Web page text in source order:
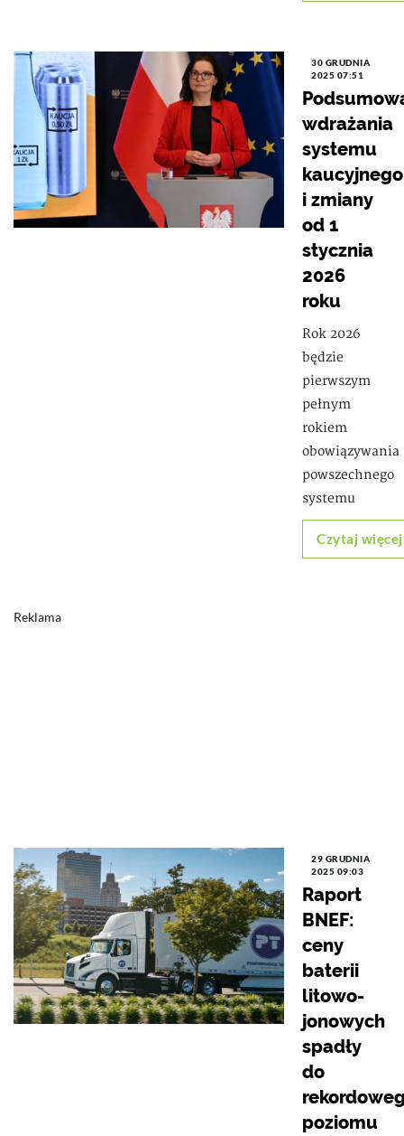
30 GRUDNIA
2025 07:51
wdrażania
systemu
kaucyjnego
i zmiany
od 1
stycznia
2026
roku
Rok 2026
będzie
pierwszym
pełnym
rokiem
obowiązywania
powszechnego
systemu
Czytaj więcej
Reklama
29 GRUDNIA
2025 09:03
Raport
BNEF:
ceny
baterii
litowo-
jonowych
spadły
do
poziomu